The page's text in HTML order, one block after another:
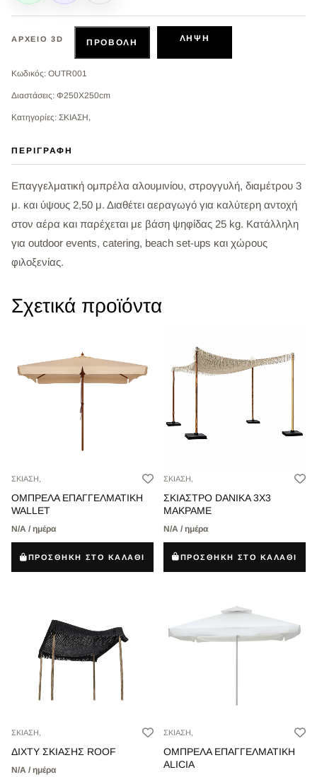
ΑΡΧΕΊΟ 3D ΠΡΟΒΟΛΉ ΛΉΨΗ
Κωδικός: OUTR001
Διαστάσεις: Φ250Χ250cm
Κατηγορίες: ΣΚΙΑΣΗ,
ΠΕΡΙΓΡΑΦΉ
Επαγγελματική ομπρέλα αλουμινίου, στρογγυλή, διαμέτρου 3
μ. και ύψους 2,50 μ. Διαθέτει αεραγωγό για καλύτερη αντοχή
στον αέρα και παρέχεται με βάση ψηφίδας 25 kg. Κατάλληλη
για outdoor events, catering, beach set-ups και χώρους
φιλοξενίας.
Σχετικά προϊόντα
ΣΚΙΑΣΗ,
ΟΜΠΡΕΛΑ ΕΠΑΓΓΕΛΜΑΤΙΚΗ
WALLET
Ν/Α / ημέρα
ΠΡΟΣΘΗΚΗ ΣΤΟ ΚΑΛΑΘΙ
ΣΚΙΑΣΗ,
ΣΚΙΑΣΤΡΟ DANIKA 3Χ3
ΜΑΚΡΑΜΕ
Ν/Α / ημέρα
ΠΡΟΣΘΗΚΗ ΣΤΟ ΚΑΛΑΘΙ
ΣΚΙΑΣΗ,
ΔΙΧΤΥ ΣΚΙΑΣΗΣ ROOF
Ν/Α / ημέρα
ΣΚΙΑΣΗ,
ΟΜΠΡΕΛΑ ΕΠΑΓΓΕΛΜΑΤΙΚΗ
ALICIA